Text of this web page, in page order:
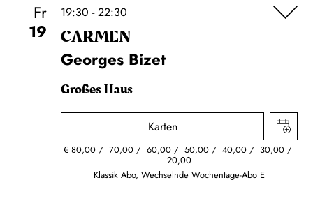
Fr
19
19:30 - 22:30
CARMEN
Georges Bizet
Großes Haus
Karten
€80,00 70,00 60,00 50,00 40,00 30,00
20,00
Klassik Abo, Wechselnde Wochentage-Abo E